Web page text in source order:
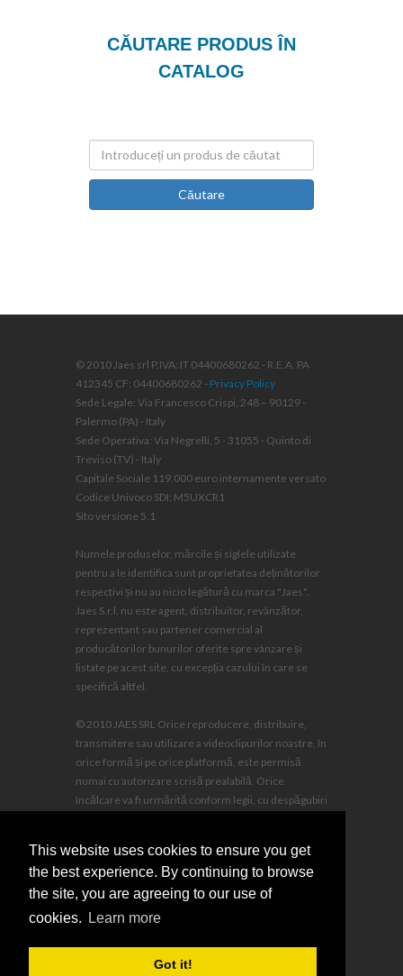
This website uses cookies to ensure you get
the best experience. By continuing to browse
the site, you are agreeing to our use of
cookies.
Learn more
Got it!
CĂUTARE PRODUS ÎN
CATALOG
Căutare
© 2010 Jaes srl P.IVA: IT 04400680262 - R.E.A. PA
412345 CF: 04400680262 - Privacy Policy
Sede Legale: Via Francesco Crispi, 248 – 90129 -
Palermo (PA) - Italy
Sede Operativa: Via Negrelli, 5 - 31055 - Quinto di
Treviso (TV) - Italy
Capitale Sociale 119.000 euro internamente versato
Codice Univoco SDI: M5UXCR1
Sito versione 5.1
Numele produselor, mărcile și siglele utilizate
pentru a le identifica sunt proprietatea deținătorilor
respectivi și nu au nicio legătură cu marca "Jaes".
Jaes S.r.l. nu este agent, distribuitor, revânzător,
reprezentant sau partener comercial al
producătorilor bunurilor oferite spre vânzare și
listate pe acest site, cu excepția cazului în care se
specifică altfel.
© 2010 JAES SRL Orice reproducere, distribuire,
transmitere sau utilizare a videoclipurilor noastre, în
orice formă și pe orice platformă, este permisă
numai cu autorizare scrisă prealabilă. Orice
încălcare va fi urmărită conform legii, cu despăgubiri